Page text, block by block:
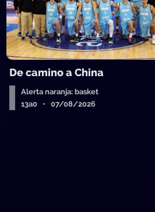
De camino a China
Alerta naranja: basket
13a0 • 07/08/2026